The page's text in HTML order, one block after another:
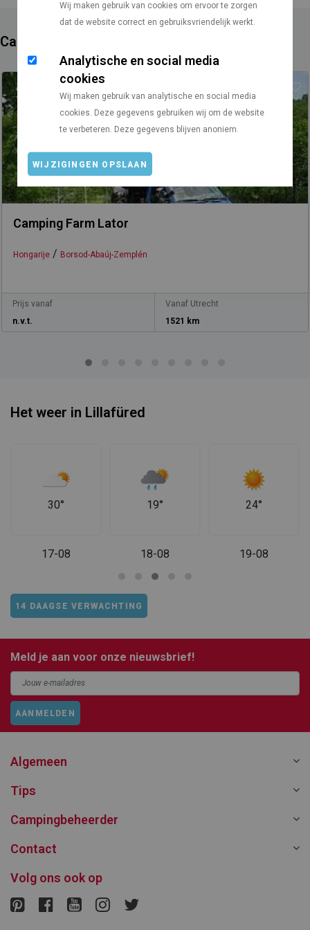
Wij maken gebruik van cookies om ervoor te zorgen
dat de website correct en gebruiksvriendelijk werkt.
Analytische en social media
cookies
Wij maken gebruik van analytische en social media
cookies. Deze gegevens gebruiken wij om de website
te verbeteren. Deze gegevens blijven anoniem.
WIJZIGINGEN OPSLAAN
Campings in de buurt
Camping Farm Lator
Hongarije / Borsod-Abaúj-Zemplén
Prijs vanaf
n.v.t.
Vanaf Utrecht
1521 km
Het weer in Lillafüred
30°
17-08
19°
18-08
24°
19-08
14 DAAGSE VERWACHTING
Meld je aan voor onze nieuwsbrief!
AANMELDEN
Algemeen
Tips
Campingbeheerder
Contact
Volg ons ook op